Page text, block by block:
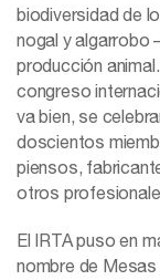
biodiversidad de
nogal y algarrobo
producción
congreso
va bien, se
doscientos
piensos,
otros
El IRTA puso en
nombre de